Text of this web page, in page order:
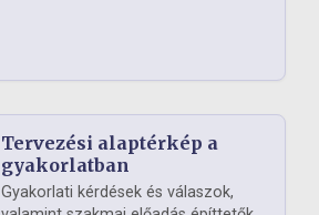
Tervezési alaptérkép a
gyakorlatban
Gyakorlati kérdések és válaszok,